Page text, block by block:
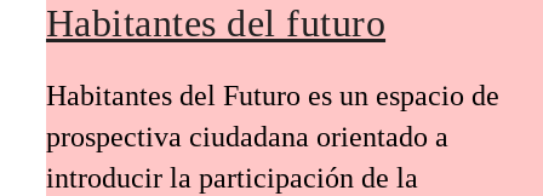
Habitantes del futuro
Habitantes del Futuro es un espacio de
prospectiva ciudadana orientado a
introducir la participación de la